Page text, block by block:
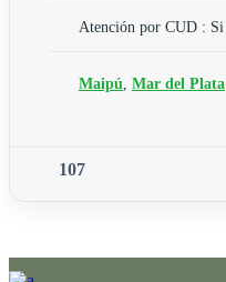
Atención por CUD : Si
Maipú Mar del Plata
107